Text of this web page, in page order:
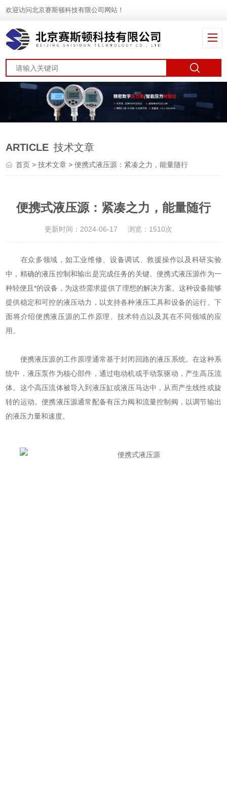
欢迎访问北京赛斯顿科技有限公司网站！
ARTICLE 技术文章
首页 >技术文章 > 便携式液压源：紧凑之力，能量随行
便携式液压源：紧凑之力，能量随行
更新时间：2024-06-17 浏览：1510次
在众多领域，如工业维修、设备调试、救援操作以及科研实验
中，精确的液压控制和输出是完成任务的关键。便携式液压源作为一
种轻便且*的设备，为这些需求提供了理想的解决方案。这种设备能够
提供稳定和可控的液压动力，以支持各种液压工具和设备的运行。下
面将介绍便携液压源的工作原理、技术特点以及其在不同领域的应
用。
便携液压源的工作原理通常基于封闭回路的液压系统。在这种系
统中，液压泵作为核心部件，通过电动机或手动泵驱动，产生高压流
体。这个高压流体被导入到液压缸或液压马达中，从而产生线性或旋
转的运动。便携液压源通常配备有压力阀和流量控制阀，以调节输出
的液压力量和速度。